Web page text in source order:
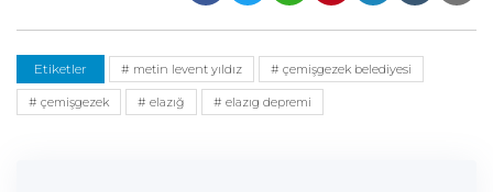
Etiketler # metin levent yıldız # çemişgezek belediyesi
# çemişgezek # elazığ # elazıg depremi